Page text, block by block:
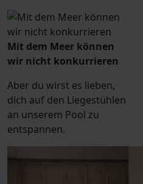
Mit dem Meer können
wir nicht konkurrieren
Aber du wirst es lieben,
dich auf den Liegestühlen
an unserem Pool zu
entspannen.